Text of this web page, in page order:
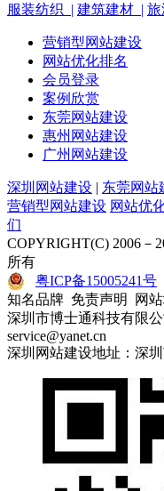
服装纺织 | 建筑建材 |
营销型网站建设
网站优化排名
会员登录
案例欣赏
东莞网站建设
惠州网站建设
广州网站建设
深圳网站建设 | 东莞网站
营销型网站建设 网站优
们
COPYRIGHT(C) 2006－
所有
粤ICP备15005241号
知名品牌 免责声明 网站
深圳市博士通科技有限公
service@yanet.cn
深圳网站建设地址：深